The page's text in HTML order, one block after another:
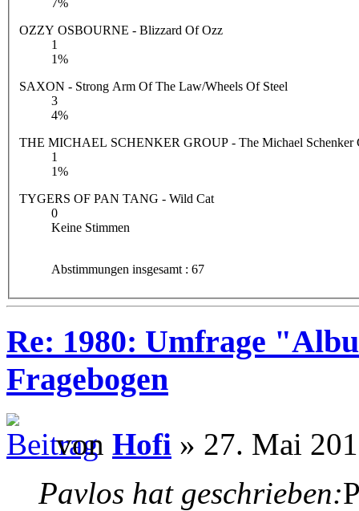
7%
OZZY OSBOURNE - Blizzard Of Ozz
1
1%
SAXON - Strong Arm Of The Law/Wheels Of Steel
3
4%
THE MICHAEL SCHENKER GROUP - The Michael Schenker
1
1%
TYGERS OF PAN TANG - Wild Cat
0
Keine Stimmen
Abstimmungen insgesamt : 67
Re: 1980: Umfrage
Fragebogen
von Hofi » 27. Mai
Pavlos hat geschrieben: